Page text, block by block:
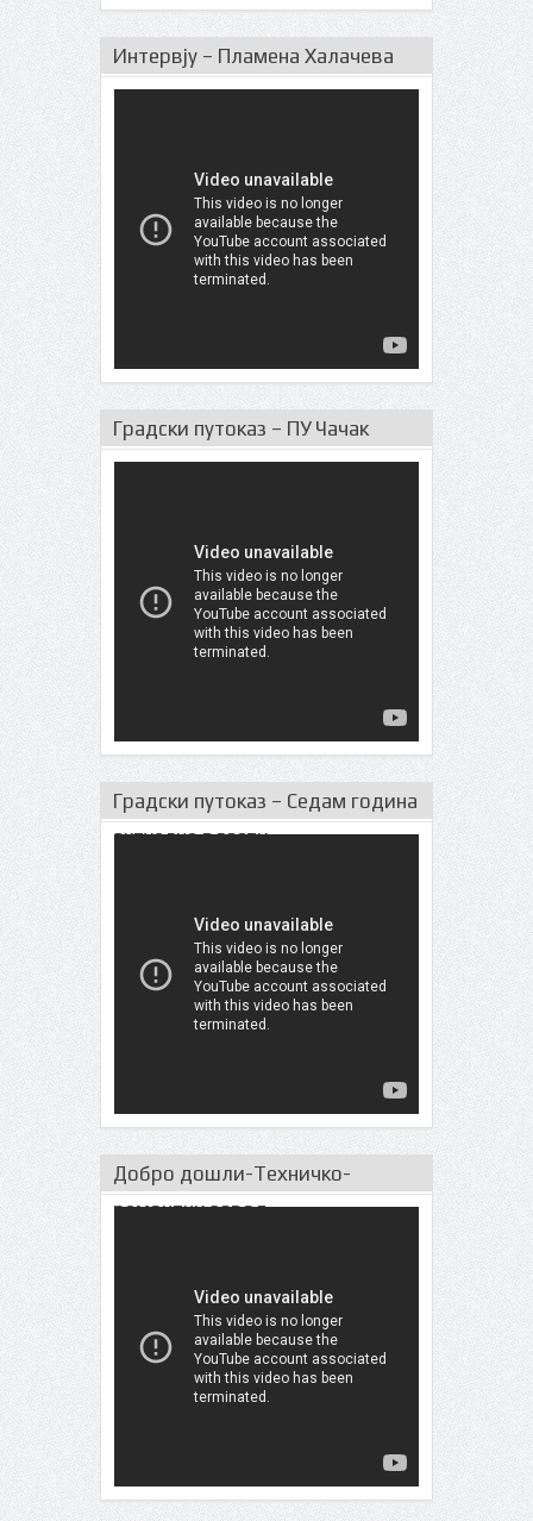
Интервју – Пламена Халачева
Градски путоказ – ПУ Чачак
Градски путоказ – Седам година
актуeлне власти
Добро дошли-Техничко-
ремонтни завод